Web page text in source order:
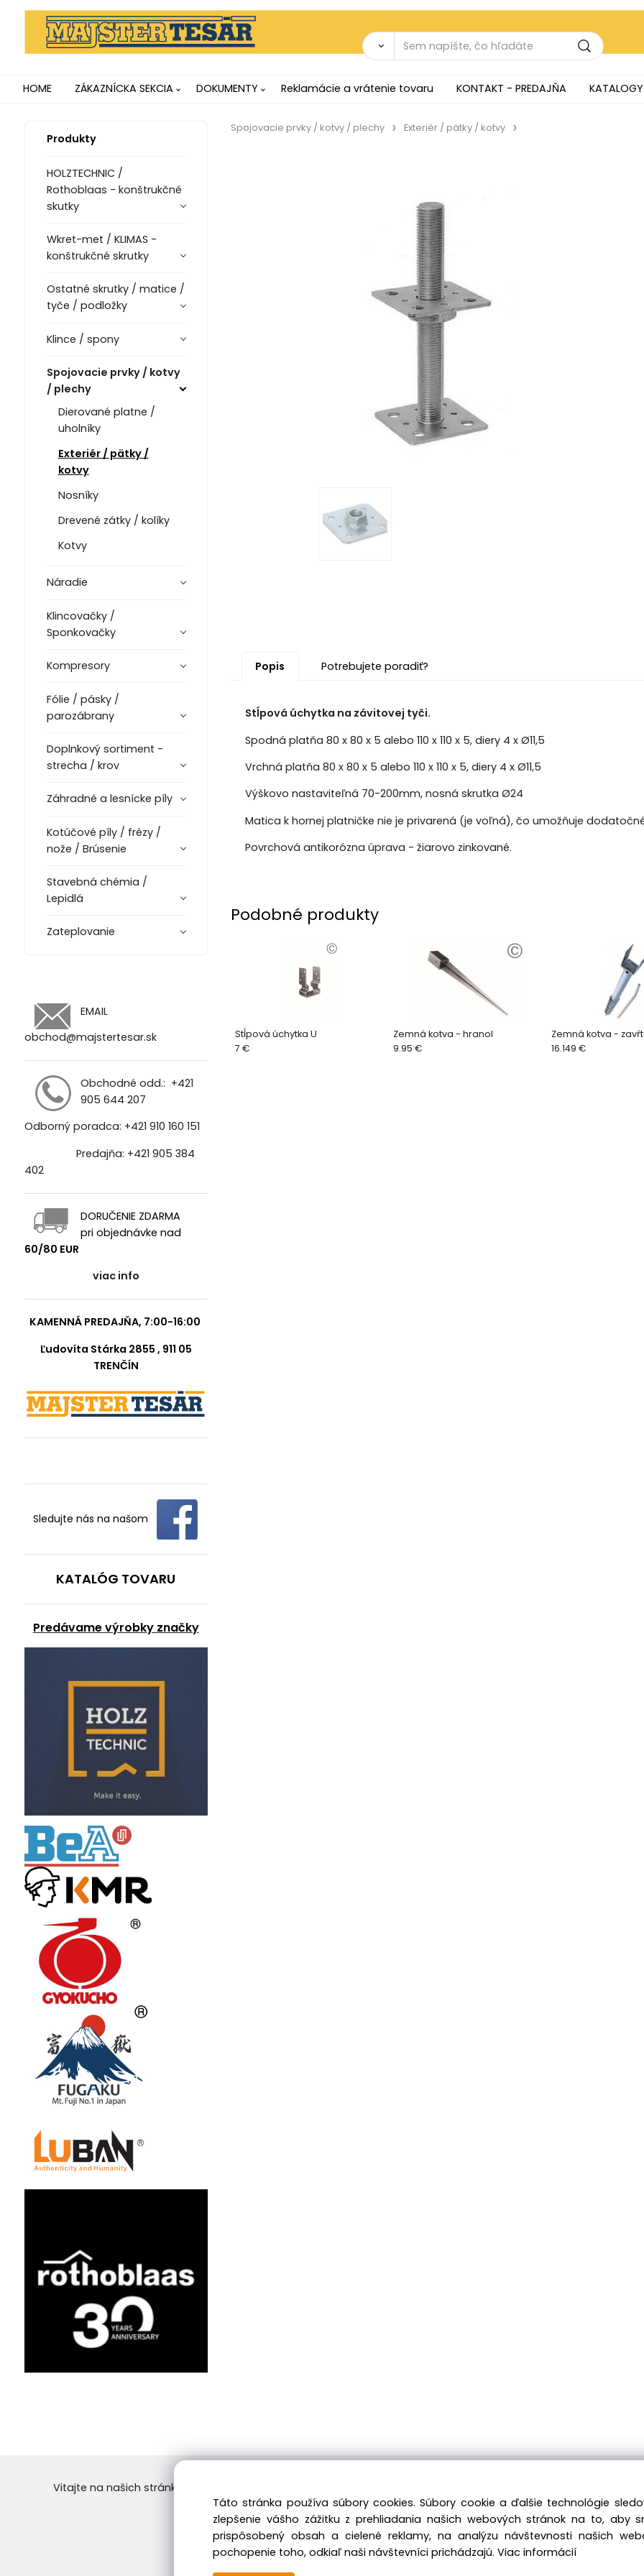
HOME ZÁKAZNÍCKA SEKCIA DOKUMENTY Reklamácie a vrátenie tovaru KONTAKT - PREDAJŇA
Produkty
HOLZTECHNIC /
Rothoblaas - konštrukčné
skutky
Wkret-met / KLIMAS -
konštrukčné skrutky
Ostatné skrutky / matice /
tyče / podložky
Klince / spony
Spojovacie prvky / kotvy
/ plechy
Dierované platne /
uholníky
Exteriér / pätky /
kotvy
Nosníky
Drevené zátky / kolíky
Kotvy
Náradie
Klincovačky /
Sponkovačky
Kompresory
Fólie / pásky /
parozábrany
Doplnkový sortiment -
strecha / krov
Záhradné a lesnícke píly
Kotúčové píly / frézy /
nože / Brúsenie
Stavebná chémia /
Lepidlá
Zateplovanie
EMAIL
obchod@majstertesar.sk
Obchodné odd.: +421
905 644 207
Odborný poradca: +421 910 160 151
Predajňa: +421 905 384
402
DORUČENIE ZDARMA
pri objednávke nad
60/80 EUR
viac info
KAMENNÁ PREDAJŇA, 7:00-16:00
Ľudovíta Stárka 2855 , 911 05
TRENČÍN
Sledujte nás na našom
KATALÓG TOVARU
Predávame výrobky značky
Spojovacie prvky / kotvy / plechy Exteriér / pätky / kotvy
Popis Potrebujete poradiť?
Stĺpová úchytka na závitovej tyči.
Spodná platňa 80 x 80 x 5 alebo 110 x 110 x 5, diery 4 x Ø11,5
Vrchná platňa 80 x 80 x 5 alebo 110 x 110 x 5, diery 4 x Ø11,5
Výškovo nastaviteľná 70-200mm, nosná skrutka Ø24
Matica k hornej platničke nie je privarená (je voľná), čo umožňuje
Povrchová antikorózna úprava - žiarovo zinkované.
Podobné produkty
Stĺpová úchytka U
7 €
Zemná kotva - hranol
9.95 €
Zemná kotva -
16.149 €
Vitajte na našich stránkach vo svete dreva! Objednávku môžete kedykoľvek zadať, náš e-shop je Vám k
Skvelý výber a ceny. Tiež si nenechajte ujsť naše prebiehajúce ponuky! Prajeme Vám
Táto stránka používa súbory cookies. Súbory cookie a ďalšie technológie
zlepšenie vášho zážitku z prehliadania našich webových stránok na to, aby
prispôsobený obsah a cielené reklamy, na analýzu návštevnosti našich
pochopenie toho, odkiaľ naši návštevníci prichádzajú. Viac informácií